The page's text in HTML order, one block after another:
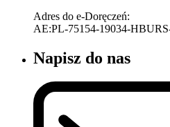
Adres do e-Doręczeń:
AE:PL-75154-19034-
Napisz do nas